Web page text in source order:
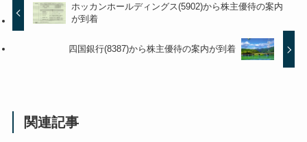
ホッカンホールディングス(5902)から株主優待の案内
が到着
四国銀行(8387)から株主優待の案内が到着
関連記事